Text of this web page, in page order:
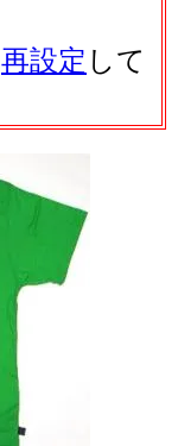
再設定 して